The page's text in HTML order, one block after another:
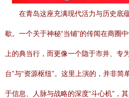
在青岛这座充满现代活力与历史底
歇。一个关于神秘“当铺”的传闻在商圈
上的典当行，而更像一个隐于市井、专
台”与“资源枢纽”。这里上演的，并非
于信息、人脉与战略的深度“斗心机”，